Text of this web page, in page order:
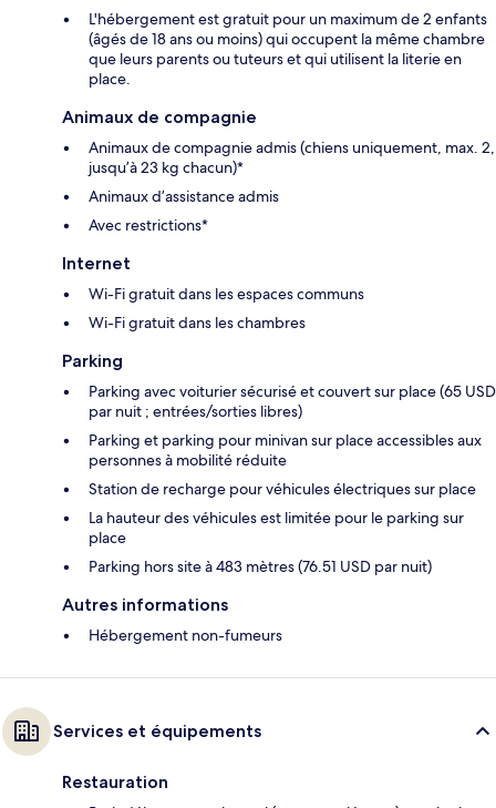
L'hébergement est gratuit pour un maximum de 2 enfants
(âgés de 18 ans ou moins) qui occupent la même chambre
que leurs parents ou tuteurs et qui utilisent la literie en
place.
Animaux de compagnie
Animaux de compagnie admis (chiens uniquement, max. 2,
jusqu’à 23 kg chacun)*
Animaux d’assistance admis
Avec restrictions*
Internet
Wi-Fi gratuit dans les espaces communs
Wi-Fi gratuit dans les chambres
Parking
Parking avec voiturier sécurisé et couvert sur place (65 USD
par nuit ; entrées/sorties libres)
Parking et parking pour minivan sur place accessibles aux
personnes à mobilité réduite
Station de recharge pour véhicules électriques sur place
La hauteur des véhicules est limitée pour le parking sur
place
Parking hors site à 483 mètres (76.51 USD par nuit)
Autres informations
Hébergement non-fumeurs
Services et équipements
Restauration